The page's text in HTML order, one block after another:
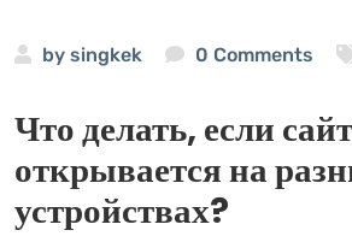
by singkek 0 Comments
Что делать, если
открывается на
устройствах?